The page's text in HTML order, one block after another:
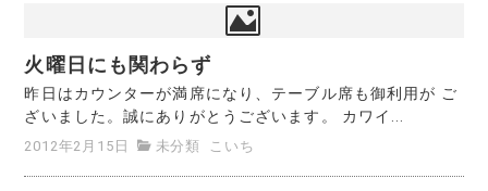
火曜日にも関わらず
昨日はカウンターが満席になり、テーブル席も御利用が ご
ざいました。誠にありがとうございます。 カワイ...
2012年2月15日 未分類 こいち